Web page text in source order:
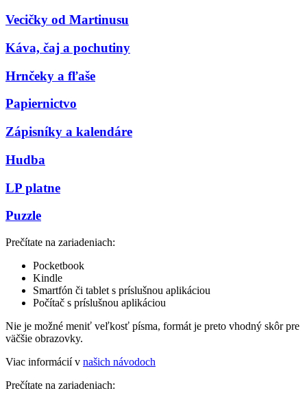
Vecičky od Martinusu
Káva, čaj a pochutiny
Hrnčeky a fľaše
Papiernictvo
Zápisníky a kalendáre
Hudba
LP platne
Puzzle
Prečítate na zariadeniach:
Pocketbook
Kindle
Smartfón či tablet s príslušnou aplikáciou
Počítač s príslušnou aplikáciou
Nie je možné meniť veľkosť písma, formát je preto vhodný skôr pre
väčšie obrazovky.
Viac informácií v našich návodoch
Prečítate na zariadeniach: